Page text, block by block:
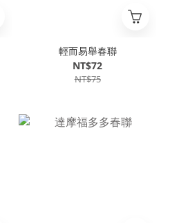
輕而易舉春聯
NT$72
NT$75